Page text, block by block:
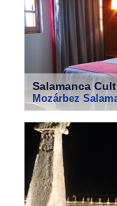
Salamanca
Mozárbez